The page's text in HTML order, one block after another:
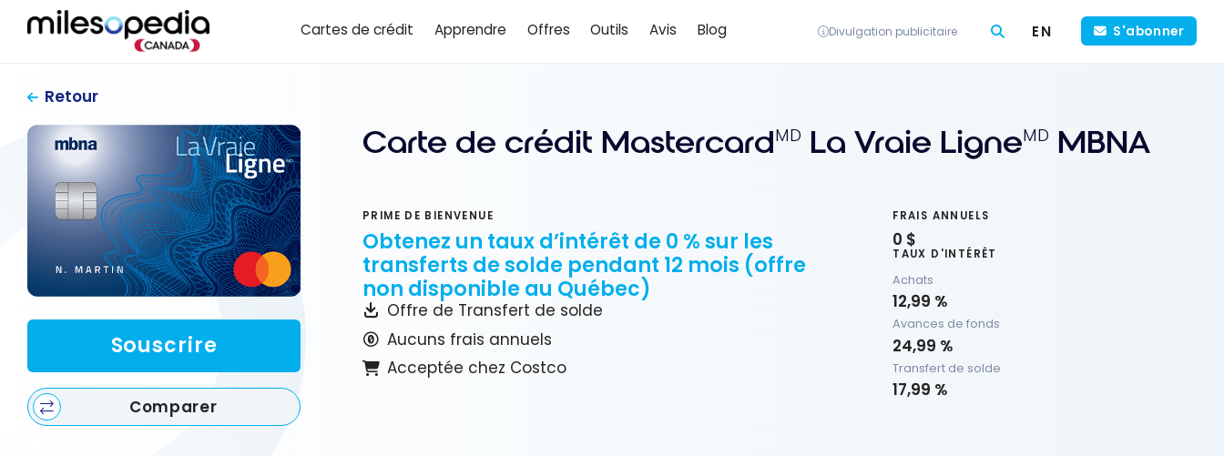
Panneau de gestion des cookies
Passer
Cartes de crédit Apprendre Offres Outils Avis Blog Divulgation publicitaire EN S'abonner
Retour
Carte de crédit MastercardMD La Vraie LigneMD MBNA
Souscrire
Comparer
PRIME DE BIENVENUE
Obtenez un taux d’intérêt de 0 % sur les
transferts de solde pendant 12 mois (offre
non disponible au Québec)
Offre de Transfert de solde
Aucuns frais annuels
Acceptée chez Costco
FRAIS ANNUELS
0 $
TAUX D'INTÉRÊT
Achats
12,99 %
Avances de fonds
24,99 %
Transfert de solde
17,99 %